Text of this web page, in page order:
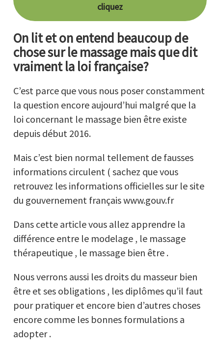
cliquez
On lit et on entend beaucoup de
chose sur le massage mais que dit
vraiment la loi française?
C’est parce que vous nous poser constamment
la question encore aujourd’hui malgré que la
loi concernant le massage bien être existe
depuis début 2016.
Mais c’est bien normal tellement de fausses
informations circulent ( sachez que vous
retrouvez les informations officielles sur le site
du gouvernement français www.gouv.fr
Dans cette article vous allez apprendre la
différence entre le modelage , le massage
thérapeutique , le massage bien être .
Nous verrons aussi les droits du masseur bien
être et ses obligations , les diplômes qu’il faut
pour pratiquer et encore bien d’autres choses
encore comme les bonnes formulations a
adopter .